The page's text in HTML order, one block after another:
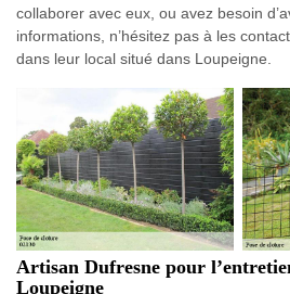
collaborer avec eux, ou avez besoin
informations, n’hésitez pas à les
dans leur local situé dans Loupeigne.
Artisan Dufresne pour
Loupeigne